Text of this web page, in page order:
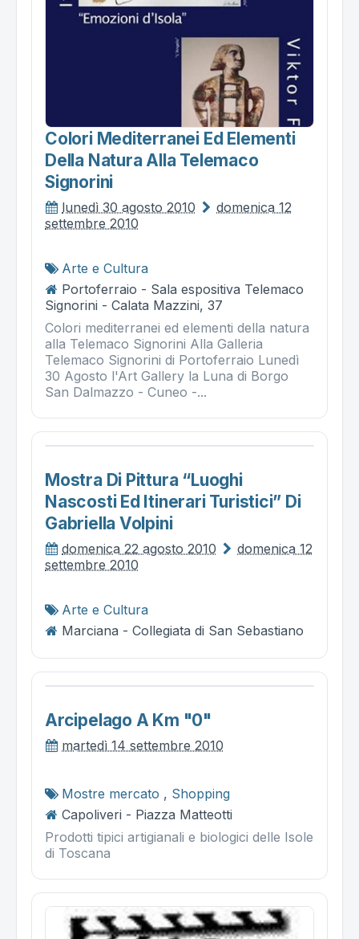
Colori Mediterranei Ed Elementi
Della Natura Alla Telemaco
Signorini
lunedì 30 agosto 2010
domenica 12
settembre 2010
Arte e Cultura
Portoferraio - Sala espositiva Telemaco
Signorini - Calata Mazzini, 37
Colori mediterranei ed elementi della natura
alla Telemaco Signorini Alla Galleria
Telemaco Signorini di Portoferraio Lunedì
30 Agosto l'Art Gallery la Luna di Borgo
San Dalmazzo - Cuneo -...
Mostra Di Pittura “luoghi
Nascosti Ed Itinerari Turistici” Di
Gabriella Volpini
domenica 22 agosto 2010
domenica 12
settembre 2010
Arte e Cultura
Marciana - Collegiata di San Sebastiano
Arcipelago A Km "0"
martedì 14 settembre 2010
Mostre mercato , Shopping
Capoliveri - Piazza Matteotti
Prodotti tipici artigianali e biologici delle Isole
di Toscana